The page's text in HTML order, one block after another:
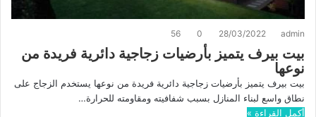
admin
28/03/2022
0
56
بيت بيرف يتميز بأرضيات زجاجية دائرية فريدة من
نوعها
بيت بيرف يتميز بأرضيات زجاجية دائرية فريدة من نوعها يستخدم الزجاج على
نطاق واسع لبناء المنازل بسبب شفافيته ومقاومته للحرارة…
أكمل القراءة »